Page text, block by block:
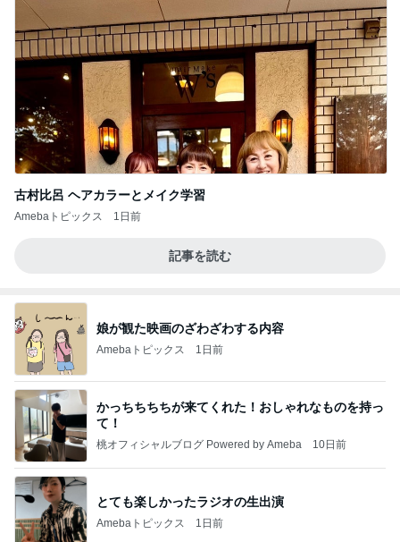
古村比呂 ヘアカラーとメイク学習
Amebaトピックス 1日前
記事を読む
娘が観た映画のざわざわする内容
Amebaトピックス 1日前
かっちちちちが来てくれた！おしゃれなものを持っ
て！
桃オフィシャルブログ Powered by Ameba 10日前
とても楽しかったラジオの生出演
Amebaトピックス 1日前